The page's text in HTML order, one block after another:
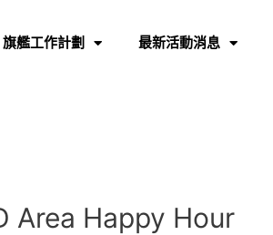
旗艦工作計劃 最新活動消息
Area Happy Hour